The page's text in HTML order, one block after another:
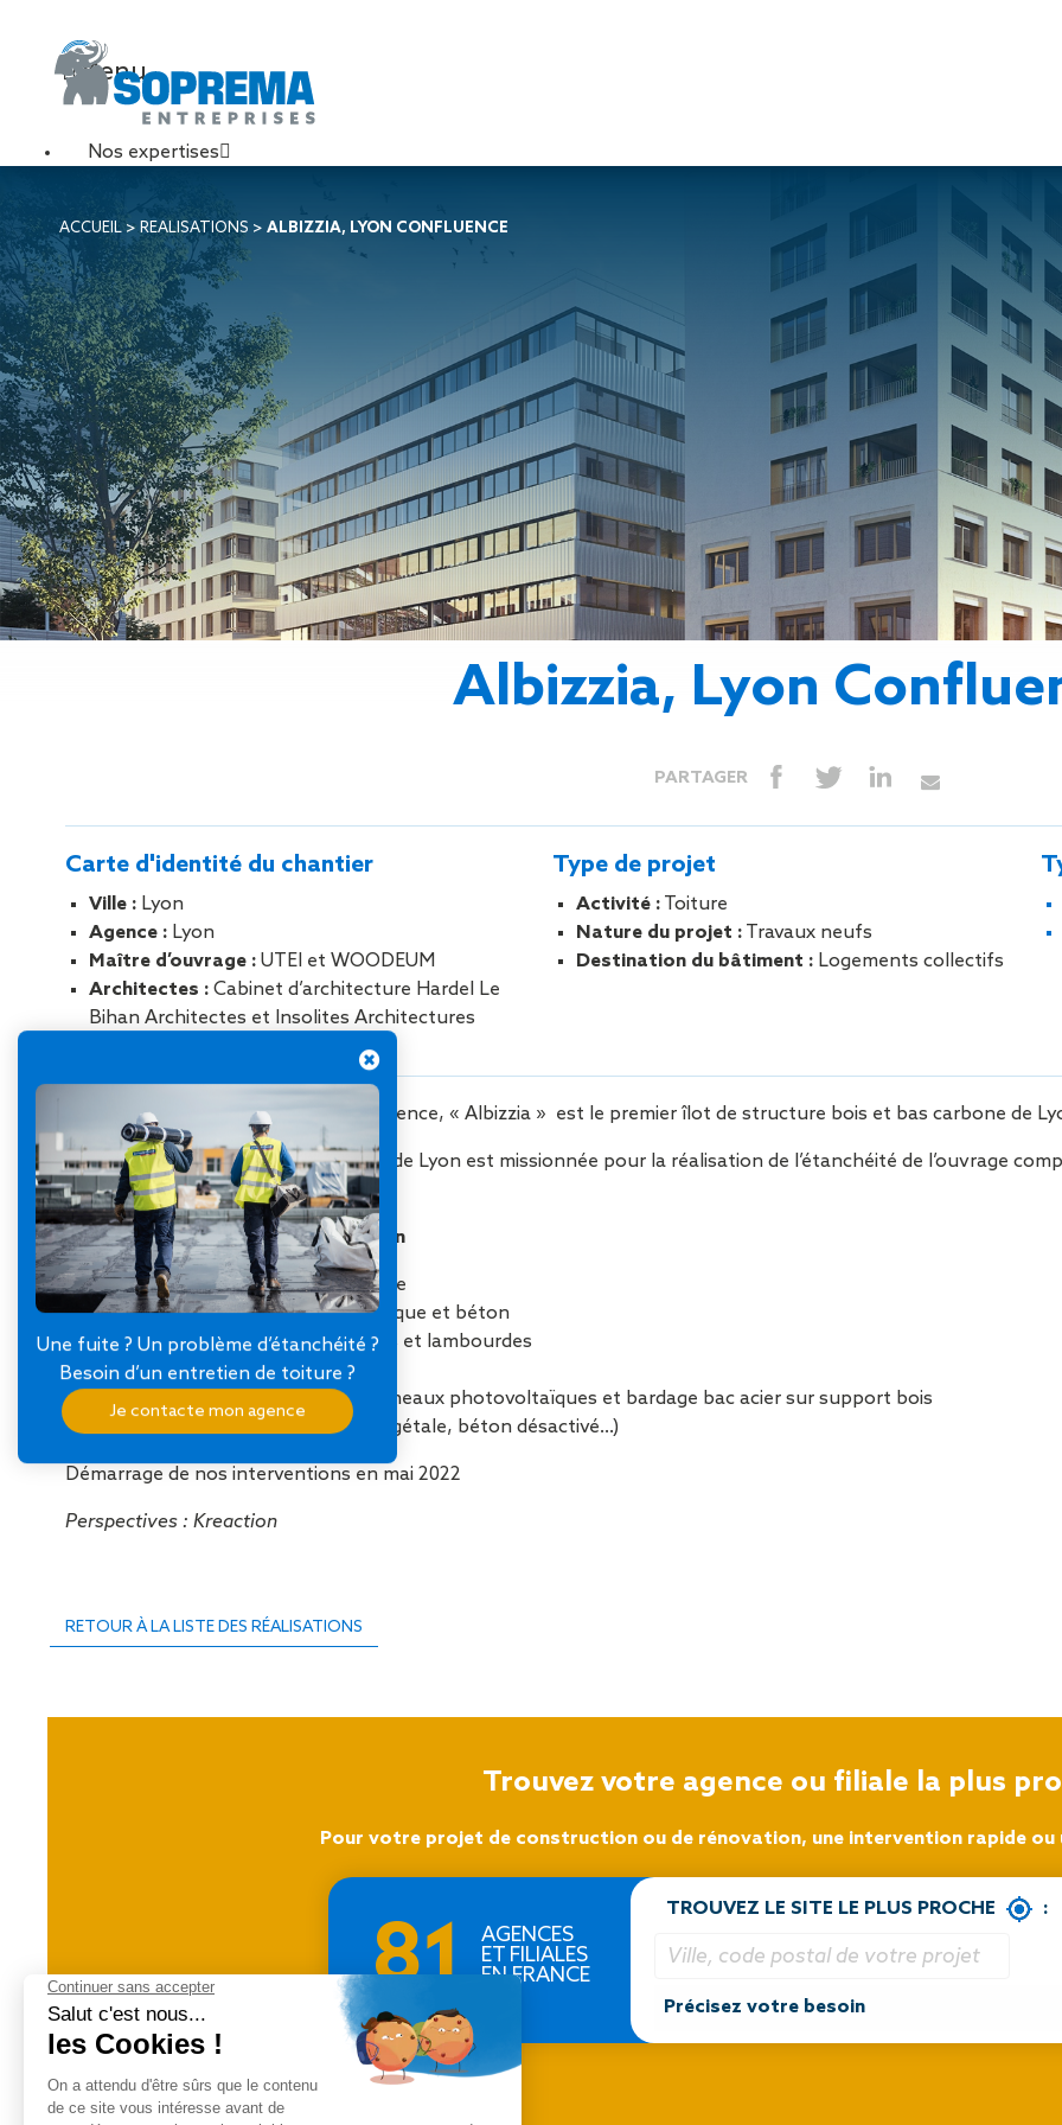
Menu
Nos expertises
Travaux de toiture
Couverture sèche
Étanchéité sur support
Étanchéité sur support
béton
Étanchéité sur support
bois
Gestion des Eaux
Pluviales (GEP)
Hygrométrie
Rafraichissement
adiabatique
amiante/Désamiantage
Ventilation naturelle
double peau
Bardage
rapporté
Bardage
simple peau
Étanchéité
des parois
enterrées
Isolation
Thermique par
l’Extérieur
Perméabilité
à l’air
charpente &
métallerie-serrurerie
Charpente en
bois lamellé-
collé
Charpente
métallique
Charpente
mixte acier-
bois
Métallerie –
Soprassistance
Contrat
d’entretien
toiture et
réparation
toiture
terrasse
plat
toiture-
accessible
toiture en
pluviale
Petits
toiture
ACCUEIL> REALISATIONS > ALBIZZIA, LYON CONFLUENCE
Albizzia, Lyon
PARTAGER
Carte d'identité du chantier
Ville : Lyon
Agence : Lyon
Maître d’ouvrage : UTEI et WOODEUM
Architectes : Cabinet d’architecture Hardel Le
Bihan Architectes et Insolites Architectures
Type de projet
Activité : Toiture
Nature du projet : Travaux neufs
Destination du bâtiment : Logements collectifs
Situé au coeur de la presqu’île Confluence, « Albizzia » est le premier îlot de structure bois et bas carbone de
Notre agence SOPREMA Entreprises de Lyon est missionnée pour la réalisation de l’étanchéité de l’ouvrage
plus de 50 mètres.
Missions SOPREMA Entreprises Lyon
Etanchéité végétalisée Sopranature
Protection dalles sur plots, céramique et béton
Protection platelage bois sur plots et lambourdes
Etanchéité autoprotégée
Couverture sèche support de panneaux photovoltaïques et bardage bac acier sur support bois
Protection multifonction (terre végétale, béton désactivé…)
Démarrage de nos interventions en mai 2022
Perspectives : Kreaction
RETOUR À LA LISTE DES RÉALISATIONS
Trouvez votre agence ou filiale la plus
Pour votre projet de construction ou de rénovation, une intervention rapide ou
81
AGENCES
ET FILIALES
EN FRANCE
TROUVEZ LE SITE LE PLUS PROCHE :
Une fuite ? Un problème d’étanchéité ?
Besoin d’un entretien de toiture ?
Je contacte mon agence